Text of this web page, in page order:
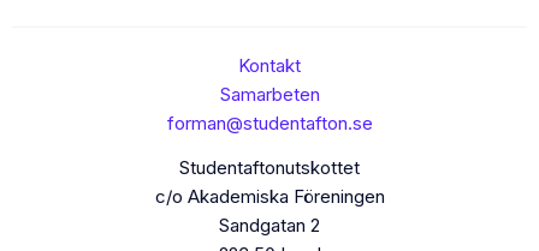
Kontakt
Samarbeten
forman@studentafton.se
Studentaftonutskottet
c/o Akademiska Föreningen
Sandgatan 2